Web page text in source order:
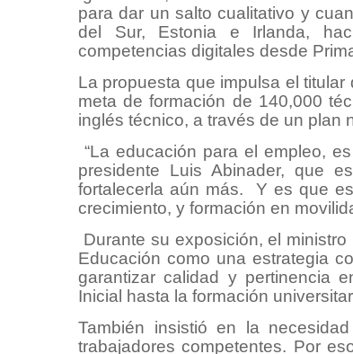
para dar un salto cualitativo y
del Sur, Estonia e Irlanda,
competencias digitales desde
La propuesta que impulsa el
meta de formación de 140,000
inglés técnico, a través de un plan
“La educación para el empleo,
presidente Luis Abinader, que
fortalecerla aún más. Y es que
crecimiento, y formación en
Durante su exposición, el
Educación como una estrategia
garantizar calidad y pertinencia
Inicial hasta la formación
También insistió en la
trabajadores competentes. Por